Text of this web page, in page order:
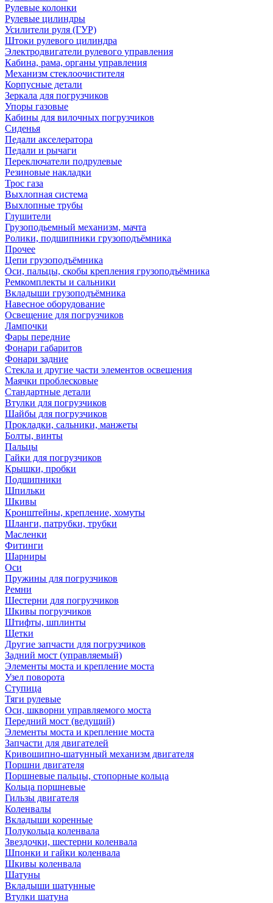
Рулевые колонки
Рулевые цилиндры
Усилители руля (ГУР)
Штоки рулевого цилиндра
Электродвигатели рулевого управления
Кабина, рама, органы управления
Механизм стеклоочистителя
Корпусные детали
Зеркала для погрузчиков
Упоры газовые
Кабины для вилочных погрузчиков
Сиденья
Педали акселератора
Педали и рычаги
Переключатели подрулевые
Резиновые накладки
Трос газа
Выхлопная система
Выхлопные трубы
Глушители
Грузоподьемный механизм, мачта
Ролики, подшипники грузоподъёмника
Прочее
Цепи грузоподъёмника
Оси, пальцы, скобы крепления грузоподъёмника
Ремкомплекты и сальники
Вкладыши грузоподъёмника
Навесное оборудование
Освещение для погрузчиков
Лампочки
Фары передние
Фонари габаритов
Фонари задние
Стекла и другие части элементов освещения
Маячки проблесковые
Стандартные детали
Втулки для погрузчиков
Шайбы для погрузчиков
Прокладки, сальники, манжеты
Болты, винты
Пальцы
Гайки для погрузчиков
Крышки, пробки
Подшипники
Шпильки
Шкивы
Кронштейны, крепление, хомуты
Шланги, патрубки, трубки
Масленки
Фитинги
Шарниры
Оси
Пружины для погрузчиков
Ремни
Шестерни для погрузчиков
Шкивы погрузчиков
Штифты, шплинты
Щетки
Другие запчасти для погрузчиков
Задний мост (управляемый)
Элементы моста и крепление моста
Узел поворота
Ступица
Тяги рулевые
Оси, шкворни управляемого моста
Передний мост (ведущий)
Элементы моста и крепление моста
Запчасти для двигателей
Кривошипно-шатунный механизм двигателя
Поршни двигателя
Поршневые пальцы, стопорные кольца
Кольца поршневые
Гильзы двигателя
Коленвалы
Вкладыши коренные
Полукольца коленвала
Звездочки, шестерни коленвала
Шпонки и гайки коленвала
Шкивы коленвала
Шатуны
Вкладыши шатунные
Втулки шатуна